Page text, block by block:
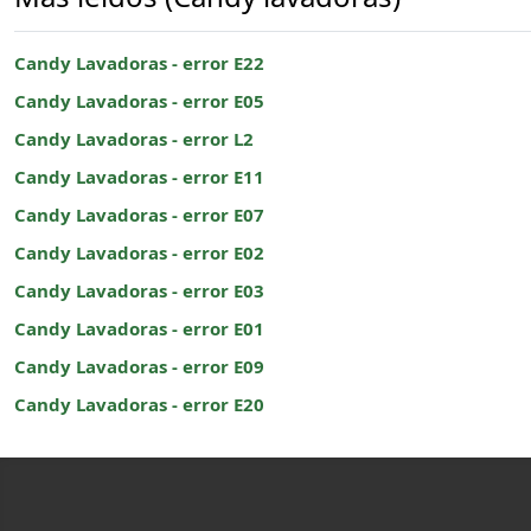
Candy Lavadoras - error E22
Candy Lavadoras - error E05
Candy Lavadoras - error L2
Candy Lavadoras - error E11
Candy Lavadoras - error E07
Candy Lavadoras - error E02
Candy Lavadoras - error E03
Candy Lavadoras - error E01
Candy Lavadoras - error E09
Candy Lavadoras - error E20